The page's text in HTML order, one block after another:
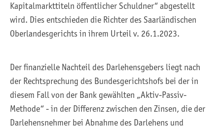
Kapitalmarkttiteln öffentlicher Schuldner“ abgestellt
wird. Dies entschieden die Richter des Saarländischen
Oberlandesgerichts in ihrem Urteil v. 26.1.2023.
Der finanzielle Nachteil des Darlehensgebers liegt nach
der Rechtsprechung des Bundesgerichtshofs bei der in
diesem Fall von der Bank gewählten „Aktiv-Passiv-
Methode“ - in der Differenz zwischen den Zinsen, die der
Darlehensnehmer bei Abnahme des Darlehens und